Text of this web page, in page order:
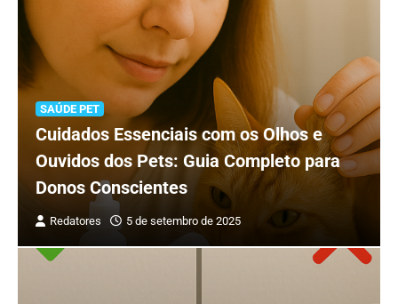
SAÚDE PET
Cuidados Essenciais com os Olhos e
Ouvidos dos Pets: Guia Completo para
Donos Conscientes
Redatores 5 de setembro de 2025